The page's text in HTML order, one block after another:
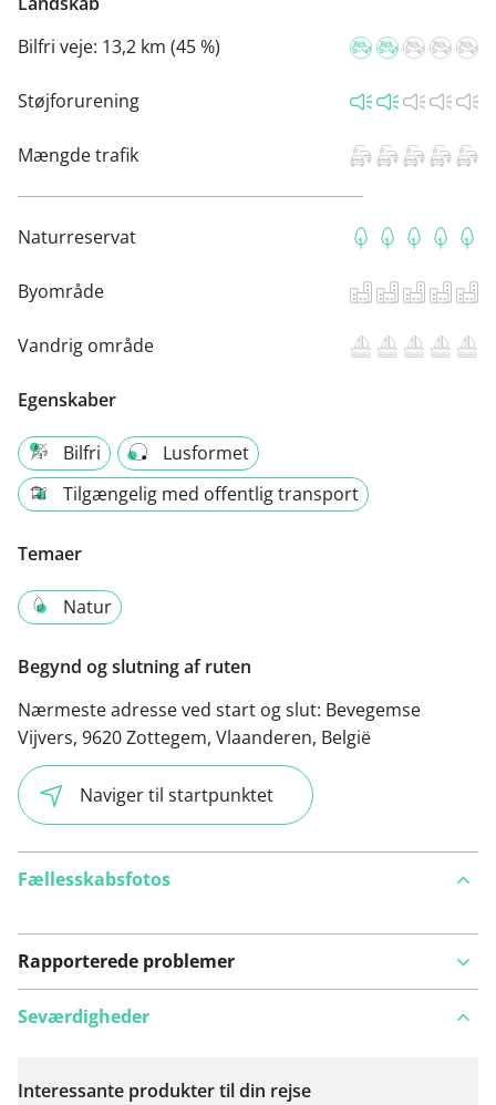
Bilfri veje: 13,2 km (45 %)
Støjforurening
Mængde trafik
Naturreservat
Byområde
Vandrig område
Egenskaber
Bilfri
Lusformet
Tilgængelig med offentlig transport
Temaer
Natur
Begynd og slutning af ruten
Nærmeste adresse ved start og slut: Bevegemse
Vijvers, 9620 Zottegem, Vlaanderen, België
Naviger til startpunktet
Fællesskabsfotos
Rapporterede problemer
Seværdigheder
Interessante produkter til din rejse